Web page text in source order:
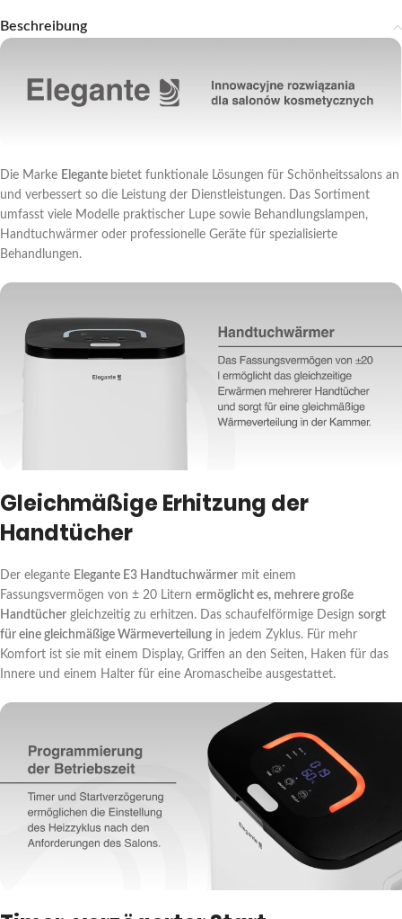
Beschreibung
Die Marke Elegante bietet funktionale Lösungen für Schönheitssalons an
und verbessert so die Leistung der Dienstleistungen. Das Sortiment
umfasst viele Modelle praktischer Lupe sowie Behandlungslampen,
Handtuchwärmer oder professionelle Geräte für spezialisierte
Behandlungen.
Gleichmäßige Erhitzung der
Handtücher
Der elegante Elegante E3 Handtuchwärmer mit einem
Fassungsvermögen von ± 20 Litern ermöglicht es, mehrere große
Handtücher gleichzeitig zu erhitzen. Das schaufelförmige Design sorgt
für eine gleichmäßige Wärmeverteilung in jedem Zyklus. Für mehr
Komfort ist sie mit einem Display, Griffen an den Seiten, Haken für das
Innere und einem Halter für eine Aromascheibe ausgestattet.